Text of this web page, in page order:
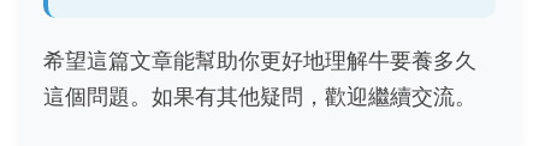
希望這篇文章能幫助你更好地理解牛要養多久
這個問題。如果有其他疑問，歡迎繼續交流。